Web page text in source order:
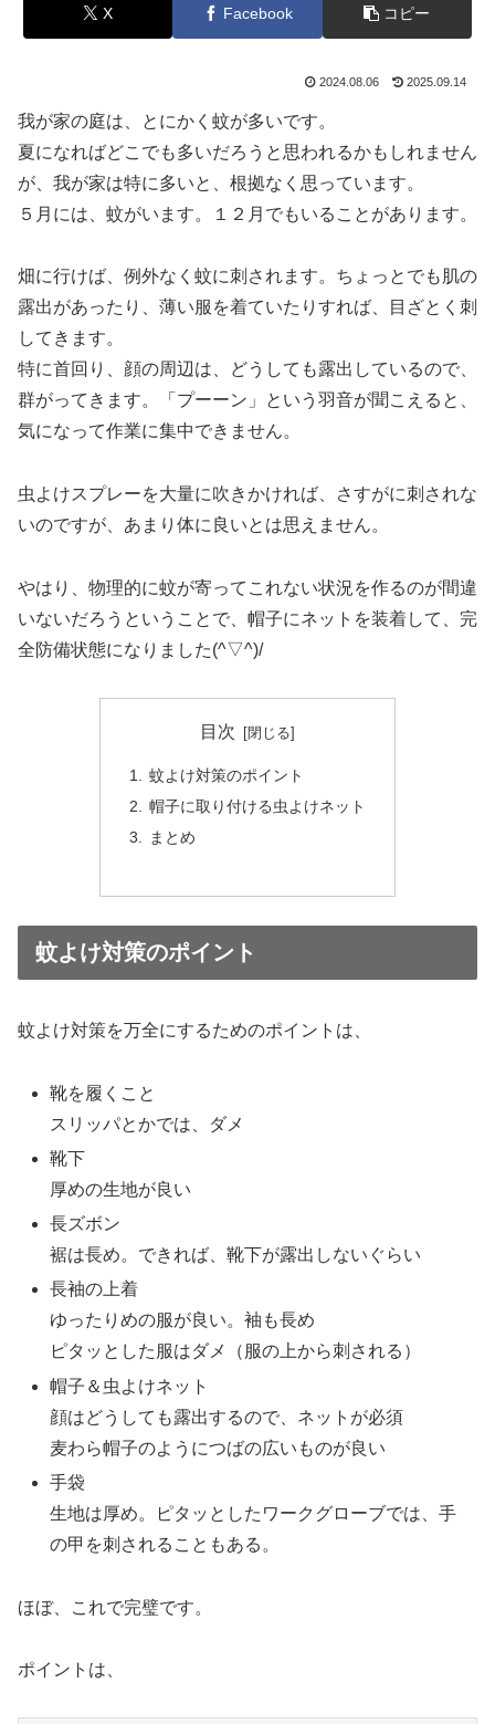
X Facebook コピー
2024.08.06 2025.09.14
我が家の庭は、とにかく蚊が多いです。
夏になればどこでも多いだろうと思われるかもしれません
が、我が家は特に多いと、根拠なく思っています。
５月には、蚊がいます。１２月でもいることがあります。
畑に行けば、例外なく蚊に刺されます。ちょっとでも肌の
露出があったり、薄い服を着ていたりすれば、目ざとく刺
してきます。
特に首回り、顔の周辺は、どうしても露出しているので、
群がってきます。「プーーン」という羽音が聞こえると、
気になって作業に集中できません。
虫よけスプレーを大量に吹きかければ、さすがに刺されな
いのですが、あまり体に良いとは思えません。
やはり、物理的に蚊が寄ってこれない状況を作るのが間違
いないだろうということで、帽子にネットを装着して、完
全防備状態になりました(^▽^)/
目次
蚊よけ対策のポイント
帽子に取り付ける虫よけネット
まとめ
蚊よけ対策のポイント
蚊よけ対策を万全にするためのポイントは、
靴を履くこと
スリッパとかでは、ダメ
靴下
厚めの生地が良い
長ズボン
裾は長め。できれば、靴下が露出しないぐらい
長袖の上着
ゆったりめの服が良い。袖も長め
ピタッとした服はダメ（服の上から刺される）
帽子＆虫よけネット
顔はどうしても露出するので、ネットが必須
麦わら帽子のようにつばの広いものが良い
手袋
生地は厚め。ピタッとしたワークグローブでは、手
の甲を刺されることもある。
ほぼ、これで完璧です。
ポイントは、